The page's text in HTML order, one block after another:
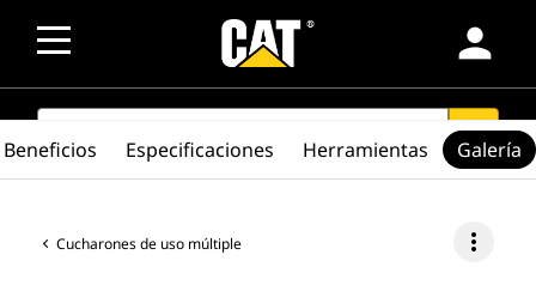
person
SEARCH search
Cucharones de uso múltiple more_vert
Beneficios Especificaciones Herramientas Galería